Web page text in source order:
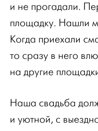
и не прогадали.
площадку. Нашли
Когда приехали
то сразу в него
на другие
Наша свадьба
и уютной, с